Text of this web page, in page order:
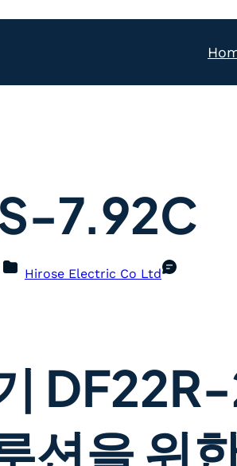
7.92C
Hirose Electric Co Ltd
션을 위